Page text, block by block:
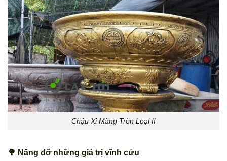
Chậu Xi Măng Tròn Loại II
🌳 Nâng đỡ những giá trị vĩnh cửu